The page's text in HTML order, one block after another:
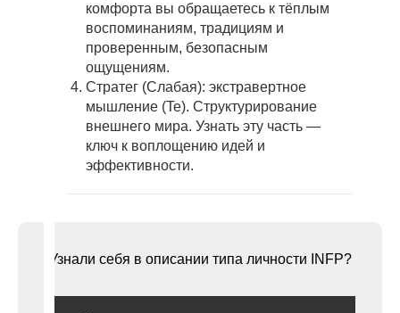
комфорта вы обращаетесь к тёплым
воспоминаниям, традициям и
проверенным, безопасным
ощущениям.
Стратег (Слабая): экстравертное
мышление (Te). Структурирование
внешнего мира. Узнать эту часть —
ключ к воплощению идей и
эффективности.
Узнали себя в описании типа личности INFP?